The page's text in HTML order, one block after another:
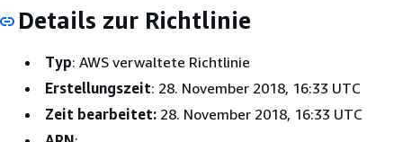
Details zur Richtlinie
Typ: AWS verwaltete Richtlinie
Erstellungszeit: 28. November 2018, 16:33 UTC
Zeit bearbeitet: 28. November 2018, 16:33 UTC